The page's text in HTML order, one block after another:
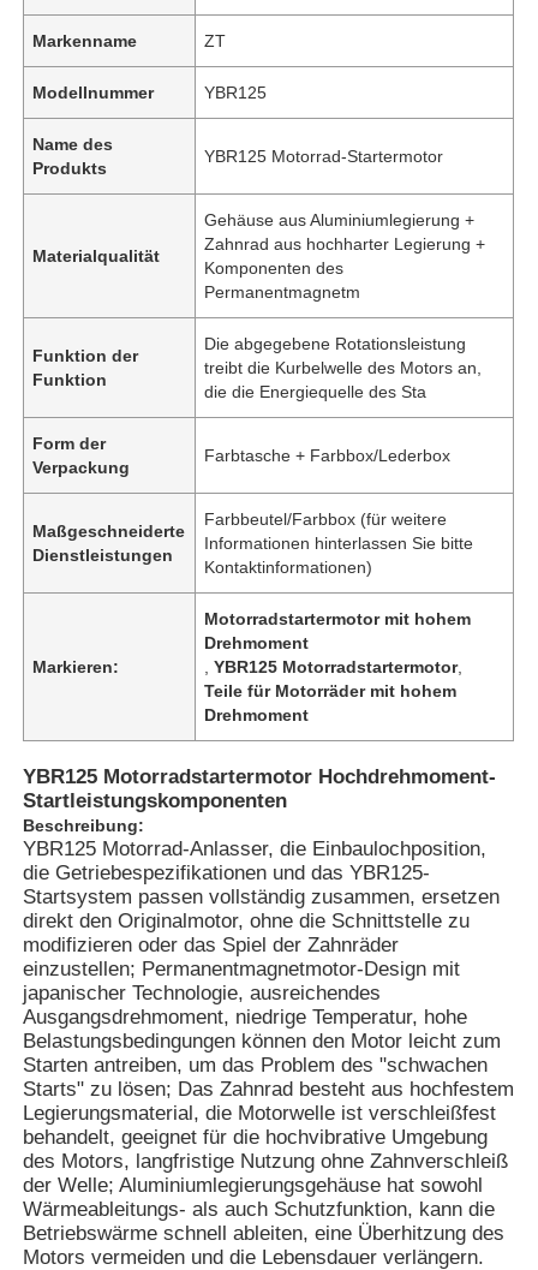
Markenname ZT
Modellnummer YBR125
Name des
Produkts
YBR125 Motorrad-Startermotor
Materialqualität
Gehäuse aus Aluminiumlegierung +
Zahnrad aus hochharter Legierung +
Komponenten des
Permanentmagnetm
Funktion der
Funktion
Die abgegebene Rotationsleistung
treibt die Kurbelwelle des Motors an,
die die Energiequelle des Sta
Form der
Verpackung
Farbtasche + Farbbox/Lederbox
Maßgeschneiderte
Dienstleistungen
Farbbeutel/Farbbox (für weitere
Informationen hinterlassen Sie bitte
Kontaktinformationen)
Markieren:
Motorradstartermotor mit hohem
Drehmoment
,YBR125 Motorradstartermotor,
Teile für Motorräder mit hohem
Drehmoment
YBR125 Motorradstartermotor Hochdrehmoment-
Startleistungskomponenten
Beschreibung:
YBR125 Motorrad-Anlasser, die Einbaulochposition,
die Getriebespezifikationen und das YBR125-
Startsystem passen vollständig zusammen, ersetzen
direkt den Originalmotor, ohne die Schnittstelle zu
modifizieren oder das Spiel der Zahnräder
einzustellen; Permanentmagnetmotor-Design mit
japanischer Technologie, ausreichendes
Ausgangsdrehmoment, niedrige Temperatur, hohe
Belastungsbedingungen können den Motor leicht zum
Starten antreiben, um das Problem des "schwachen
Starts" zu lösen; Das Zahnrad besteht aus hochfestem
Legierungsmaterial, die Motorwelle ist verschleißfest
behandelt, geeignet für die hochvibrative Umgebung
des Motors, langfristige Nutzung ohne Zahnverschleiß
der Welle; Aluminiumlegierungsgehäuse hat sowohl
Wärmeableitungs- als auch Schutzfunktion, kann die
Betriebswärme schnell ableiten, eine Überhitzung des
Motors vermeiden und die Lebensdauer verlängern.